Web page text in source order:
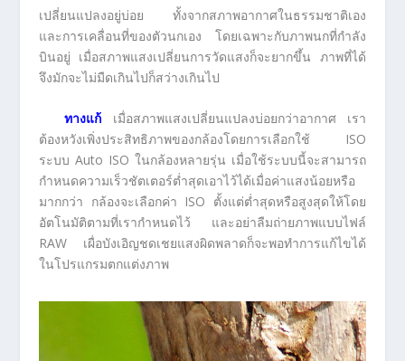
เปลี่ยนแปลงอยู่บ่อย ทั้งจากสภาพอากาศในธรรมชาติเอง
และการเคลื่อนที่ของตัวนกเอง โดยเฉพาะกับภาพนกที่กำลัง
บินอยู่ เมื่อสภาพแสงเปลี่ยนการวัดแสงก็จะยากขึ้น ภาพที่ได้
จึงมักจะไม่มืดเกินไปก็สว่างเกินไป
ทางแก้
เมื่อสภาพแสงเปลี่ยนแปลงบ่อยกว่าอากาศ เรา
ต้องหวังเพิ่งประสิทธิภาพของกล้องโดยการเลือกใช้ ISO
ระบบ Auto ISO ในกล้องหลายรุ่น เมื่อใช้ระบบนี้จะสามารถ
กำหนดความเร็วชัตเตอร์ต่ำสุดเอาไว้ได้เมื่อค่าแสงน้อยหรือ
มากกว่า กล้องจะเลือกค่า ISO ตั้งแต่ต่ำสุดหรือสูงสุดให้โดย
อัตโนมัติตามที่เรากำหนดไว้ และอย่าลืมถ่ายภาพแบบไฟล์
RAW เผื่อบังเอิญชดเชยแสงผิดพลาดก็จะพอทำการแก้ไขได้
ในโปรแกรมตกแต่งภาพ